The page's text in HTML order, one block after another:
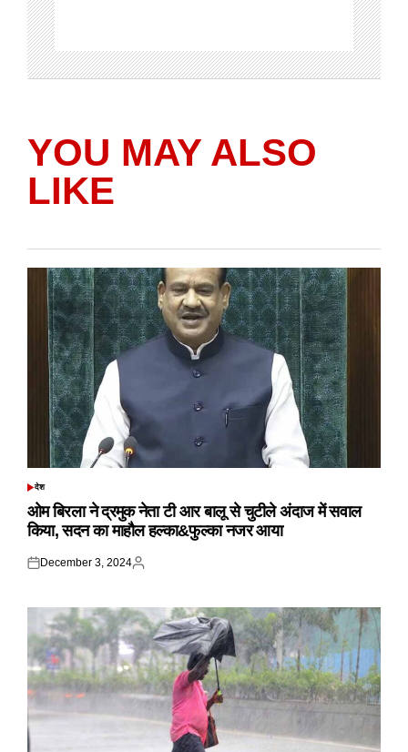
YOU MAY ALSO
LIKE
POSTED
देश
ओम बिरला ने द्रमुक नेता टी आर बालू से चुटीले अंदाज में सवाल
किया, सदन का माहौल हल्का&फुल्का नजर आया
Posted
December 3, 2024
Posted